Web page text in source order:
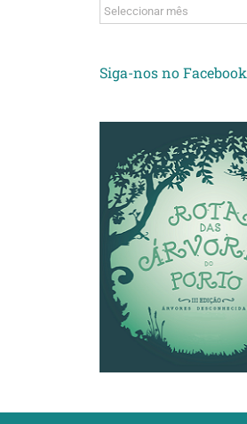
Arquivos
Siga-nos no Facebook